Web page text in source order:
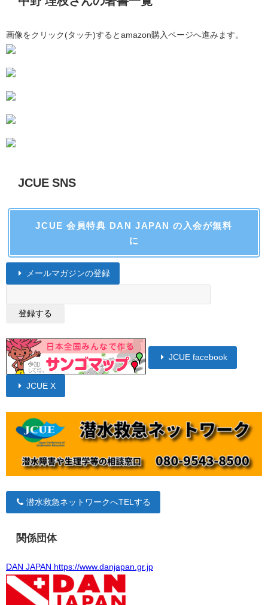
画像をクリック(タッチ)するとamazon購入ページへ進みます。
JCUE SNS
JCUE 会員特典 DAN JAPAN の入会が無料
に
メールマガジンの登録
JCUE facebook
JCUE X
潜水救急ネットワークへTELする
関係団体
DAN JAPAN https://www.danjapan.gr.jp